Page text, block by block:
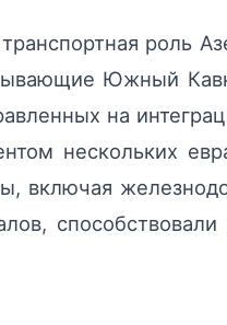
роль
Южный
на
нескольких
включая